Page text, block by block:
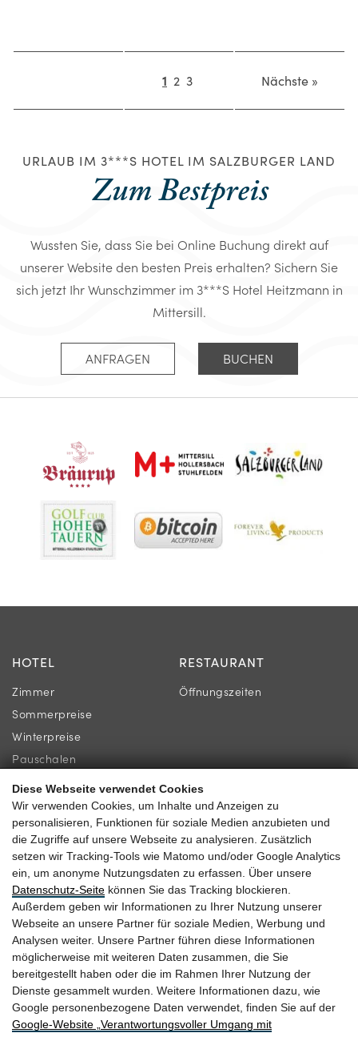
Diese Webseite verwendet Cookies
Wir verwenden Cookies, um Inhalte und Anzeigen zu
personalisieren, Funktionen für soziale Medien anzubieten und
die Zugriffe auf unsere Webseite zu analysieren. Zusätzlich
setzen wir Tracking-Tools wie Matomo und/oder Google Analytics
ein, um anonyme Nutzungsdaten zu erfassen. Über unsere
Datenschutz-Seite können Sie das Tracking blockieren.
Außerdem geben wir Informationen zu Ihrer Nutzung unserer
Webseite an unsere Partner für soziale Medien, Werbung und
Analysen weiter. Unsere Partner führen diese Informationen
möglicherweise mit weiteren Daten zusammen, die Sie
bereitgestellt haben oder die im Rahmen Ihrer Nutzung der
Dienste gesammelt wurden. Weitere Informationen dazu, wie
Google personenbezogene Daten verwendet, finden Sie auf der
Google‑Website „Verantwortungsvoller Umgang mit
1 2 3 Nächste »
URLAUB IM 3***S HOTEL IM SALZBURGER LAND
Zum Bestpreis
Wussten Sie, dass Sie bei Online Buchung direkt auf
unserer Website den besten Preis erhalten? Sichern Sie
sich jetzt Ihr Wunschzimmer im 3***S Hotel Heitzmann in
Mittersill.
ANFRAGEN BUCHEN
HOTEL
Zimmer
Sommerpreise
Winterpreise
Pauschalen
RESTAURANT
Öffnungszeiten
INFORMATION
Newsletter
Lage & Anreise
Gästebewertungen
KONTAKT
Familie Gassner
Kirchgasse 9
5730 Mittersill
+43 6562 63 04
heitzmann@braurup.at